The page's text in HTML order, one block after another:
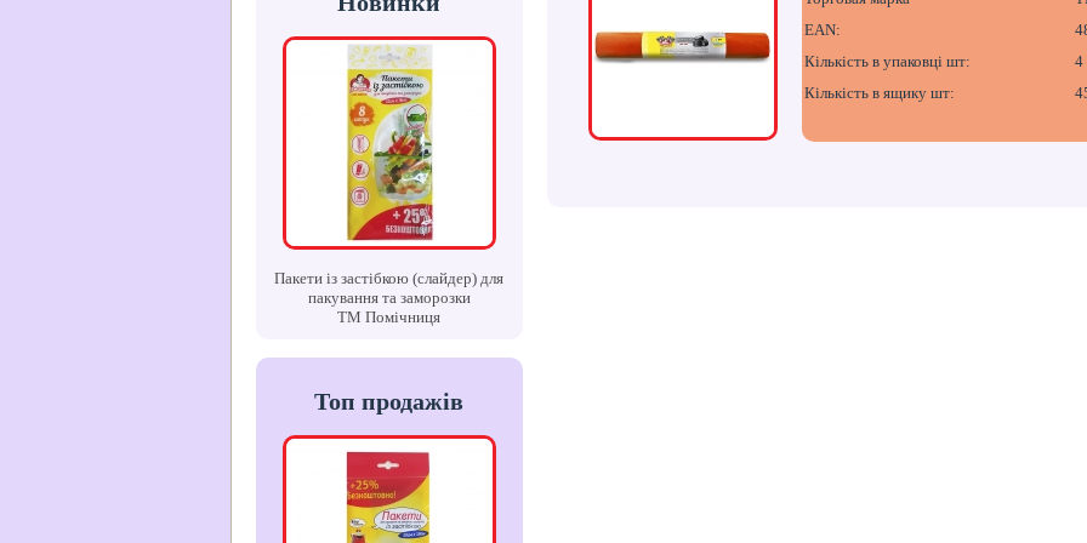
Пакети із застібкою (слайдер) для
пакування та заморозки
ТМ Помічниця
Топ продажів
EAN:
Кількість в упаковці шт:
4
Кількість в ящику шт: